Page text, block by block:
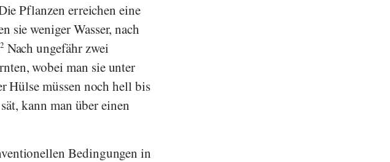
Pflanzen erreichen eine
sie weniger Wasser, nach
2 Nach ungefähr zwei
wobei man sie unter
Hülse müssen noch hell bis
kann man über einen
Bedingungen in